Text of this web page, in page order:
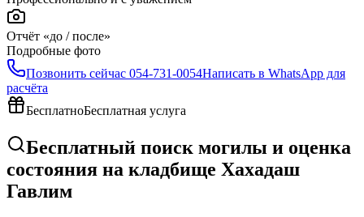
Отчёт «до / после»
Подробные фото
Позвонить сейчас 054-731-0054Написать в WhatsApp для
расчёта
БесплатноБесплатная услуга
Бесплатный поиск могилы и оценка
состояния на кладбище Хахадаш
Гавлим